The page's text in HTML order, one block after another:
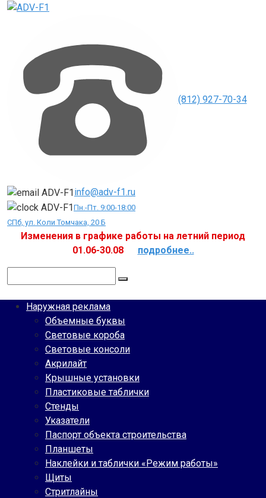
Перейти
(812) 927-70-34
info@adv-f1.ru
Пн.-Пт. 9:00-18:00
СПб, ул. Коли Томчака, 20 Б
Изменения в графике работы на летний период
01.06-30.08 подробнее..
Наружная реклама
Объемные буквы
Световые короба
Световые консоли
Акрилайт
Крышные установки
Пластиковые таблички
Стенды
Указатели
Паспорт объекта строительства
Планшеты
Наклейки и таблички «Режим работы»
Щиты
Стритлайны